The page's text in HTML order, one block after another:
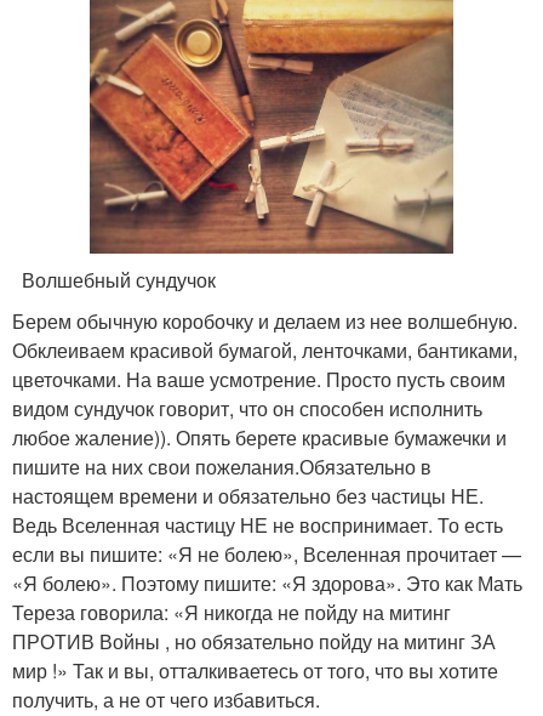
Волшебный сундучок
Берем обычную коробочку и делаем из нее волшебную.
Обклеиваем красивой бумагой, ленточками, бантиками,
цветочками. На ваше усмотрение. Просто пусть своим
видом сундучок говорит, что он способен исполнить
любое жаление)). Опять берете красивые бумажечки и
пишите на них свои пожелания.Обязательно в
настоящем времени и обязательно без частицы НЕ.
Ведь Вселенная частицу НЕ не воспринимает. То есть
если вы пишите: «Я не болею», Вселенная прочитает —
«Я болею». Поэтому пишите: «Я здорова». Это как Мать
Тереза говорила: «Я никогда не пойду на митинг
ПРОТИВ Войны , но обязательно пойду на митинг ЗА
мир !» Так и вы, отталкиваетесь от того, что вы хотите
получить, а не от чего избавиться.